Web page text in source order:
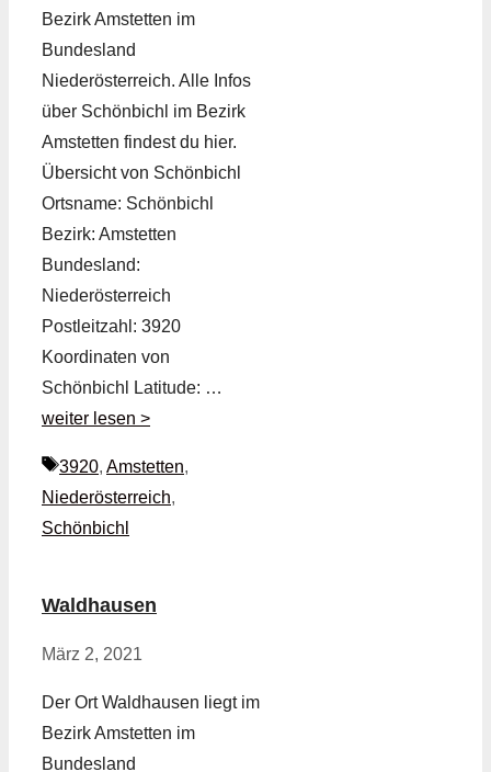
Bezirk Amstetten im
Bundesland
Niederösterreich. Alle Infos
über Schönbichl im Bezirk
Amstetten findest du hier.
Übersicht von Schönbichl
Ortsname: Schönbichl
Bezirk: Amstetten
Bundesland:
Niederösterreich
Postleitzahl: 3920
Koordinaten von
Schönbichl Latitude: …
weiter lesen >
Schlagwörter
3920, Amstetten,
Niederösterreich,
Schönbichl
Waldhausen
März 2, 2021
Der Ort Waldhausen liegt im
Bezirk Amstetten im
Bundesland